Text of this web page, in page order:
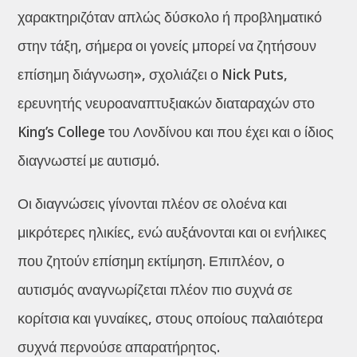
χαρακτηριζόταν απλώς δύσκολο ή προβληματικό
στην τάξη, σήμερα οι γονείς μπορεί να ζητήσουν
επίσημη διάγνωση», σχολιάζει ο Nick Puts,
ερευνητής νευροαναπτυξιακών διαταραχών στο
King’s College του Λονδίνου και που έχει και ο ίδιος
διαγνωστεί με αυτισμό.
Οι διαγνώσεις γίνονται πλέον σε ολοένα και
μικρότερες ηλικίες, ενώ αυξάνονται και οι ενήλικες
που ζητούν επίσημη εκτίμηση. Επιπλέον, ο
αυτισμός αναγνωρίζεται πλέον πιο συχνά σε
κορίτσια και γυναίκες, στους οποίους παλαιότερα
συχνά περνούσε απαρατήρητος.